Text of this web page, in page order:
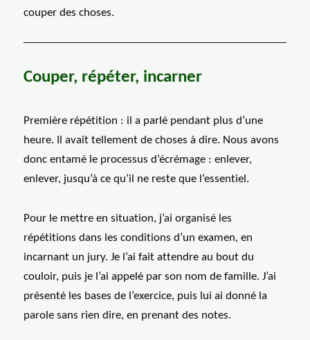
couper des choses.
Couper, répéter, incarner
Première répétition : il a parlé pendant plus d’une
heure. Il avait tellement de choses à dire. Nous avons
donc entamé le processus d’écrémage : enlever,
enlever, jusqu’à ce qu’il ne reste que l’essentiel.
Pour le mettre en situation, j’ai organisé les
répétitions dans les conditions d’un examen, en
incarnant un jury. Je l’ai fait attendre au bout du
couloir, puis je l’ai appelé par son nom de famille. J’ai
présenté les bases de l’exercice, puis lui ai donné la
parole sans rien dire, en prenant des notes.